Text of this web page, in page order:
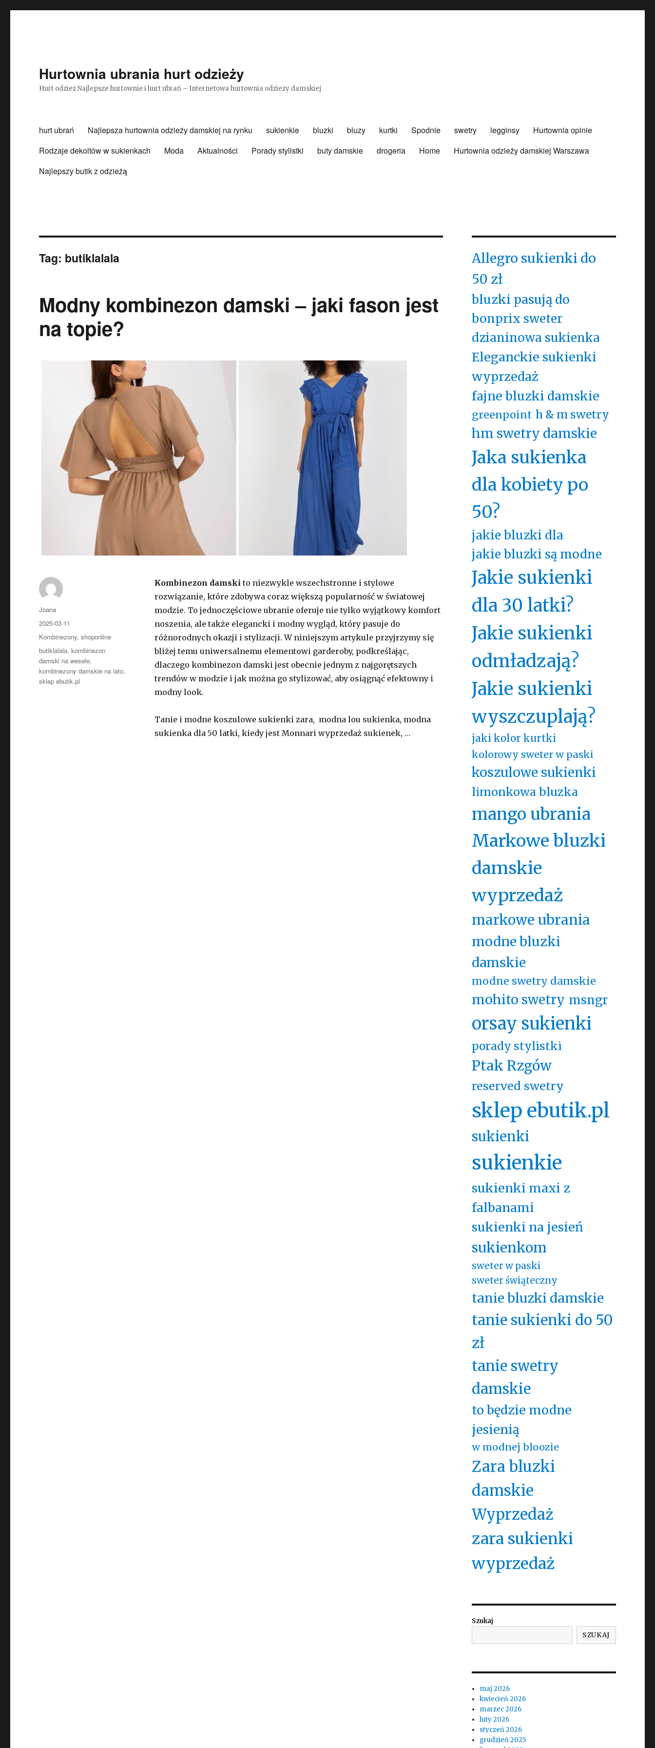
Hurtownia ubrania hurt odzieży
Hurt odzież Najlepsze hurtownie i hurt ubrań – Internetowa hurtownia odzieży damskiej
hurt ubrań Najlepsza hurtownia odzieży damskiej na rynku sukienkie bluzki bluzy kurtki Spodnie swetry legginsy
Hurtownia opinie
Rodzaje dekoltów w sukienkach
Moda Aktualności Porady stylistki buty damskie drogeria Home
Hurtownia odzieży damskiej Warszawa
Najlepszy butik z odzieżą
Tag: butiklalala
Modny kombinezon damski – jaki fason jest
na topie?
Kombinezon damski to niezwykle wszechstronne i stylowe
rozwiązanie, które zdobywa coraz większą popularność w światowej
modzie. To jednoczęściowe ubranie oferuje nie tylko wyjątkowy komfort
noszenia, ale także elegancki i modny wygląd, który pasuje do
różnorodnych okazji i stylizacji. W niniejszym artykule przyjrzymy się
bliżej temu uniwersalnemu elementowi garderoby, podkreślając,
dlaczego kombinezon damski jest obecnie jednym z najgorętszych
trendów w modzie i jak można go stylizować, aby osiągnąć efektowny i
modny look.
Tanie i modne koszulowe sukienki zara, modna lou sukienka, modna
sukienka dla 50 latki, kiedy jest Monnari wyprzedaż sukienek, …
Autor
Joana
Opublikowano
2025-03-11
Kategorie
Kombinezony,shoponline
Tagi
butiklalala,kombinezon
damski na wesele,
kombinezony damskie na lato,
sklep ebutik.pl
Allegro sukienki do
50 zł
bluzki pasują do
bonprix sweter
dzianinowa sukienka
Eleganckie sukienki
wyprzedaż
fajne bluzki damskie
greenpoint h & m swetry
hm swetry damskie
Jaka sukienka
dla kobiety po
50?
jakie bluzki dla
jakie bluzki są modne
Jakie sukienki
dla 30 latki?
Jakie sukienki
odmładzają?
Jakie sukienki
wyszczuplają?
jaki kolor kurtki
kolorowy sweter w paski
koszulowe sukienki
limonkowa bluzka
mango ubrania
Markowe bluzki
damskie
wyprzedaż
markowe ubrania
modne bluzki
damskie
modne swetry damskie
mohito swetry msngr
orsay sukienki
porady stylistki
Ptak Rzgów
reserved swetry
sklep ebutik.pl
sukienki
sukienkie
sukienki maxi z
falbanami
sukienki na jesień
sukienkom
sweter w paski
sweter świąteczny
tanie bluzki damskie
tanie sukienki do 50
zł
tanie swetry
damskie
to będzie modne
jesienią
w modnej bloozie
Zara bluzki
damskie
Wyprzedaż
zara sukienki
wyprzedaż
Szukaj
SZUKAJ
maj 2026
kwiecień 2026
marzec 2026
luty 2026
styczeń 2026
grudzień 2025